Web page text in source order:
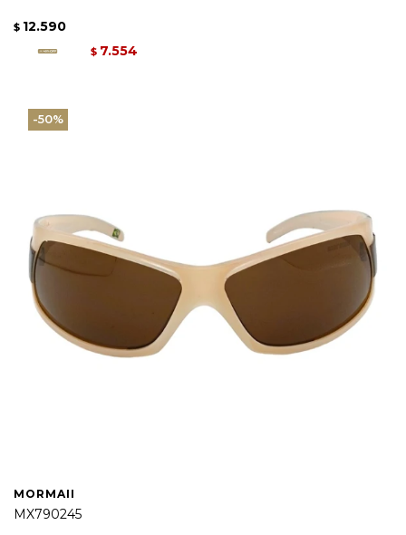
$ 12.590
$ 7.554
50
MORMAII
MX790245